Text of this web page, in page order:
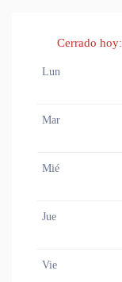
Cerrado hoy:
Lun
Mar
Mié
Jue
Vie